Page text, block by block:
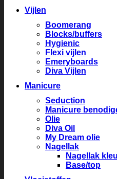
Vijlen
Boomerang
Blocks/buffers
Hygienic
Flexi vijlen
Emeryboards
Diva Vijlen
Manicure
Seduction
Manicure
Olie
Diva Oil
My Dream olie
Nagellak
Nagellak
Base/top